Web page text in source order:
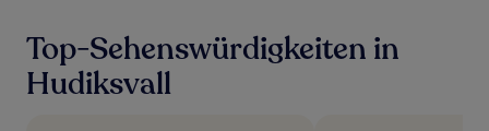
24 Stunden
einen
Aufenthalt
Top-Sehenswürdigkeiten in
Hudiksvall